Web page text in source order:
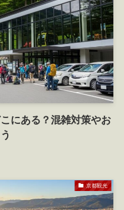
にある？混雑対策やお
京都観光